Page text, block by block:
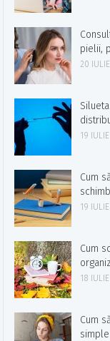
pielii,
20
19
Cum
19
Cum
18
Cum
simple